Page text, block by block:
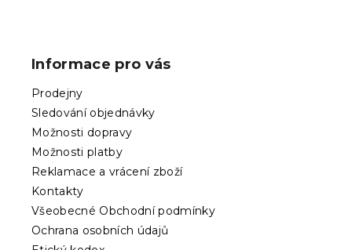
Informace pro vás
Prodejny
Sledování objednávky
Možnosti dopravy
Možnosti platby
Reklamace a vrácení zboží
Kontakty
Všeobecné Obchodní podmínky
Ochrana osobních údajů